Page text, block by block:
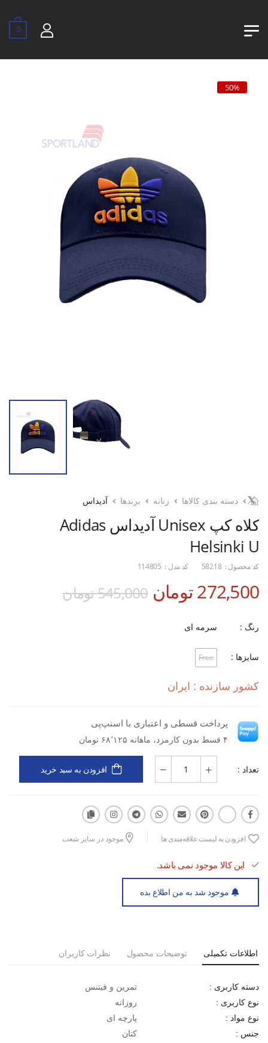
0
50%
دسته بندی کالاها زنانه برندها آدیداس
کلاه کپ Unisex آدیداس Adidas
Helsinki U
کد محصول : 58218 کد مدل : 114805
272,500 تومان 545,000 تومان
رنگ : سرمه ای
سایزها : Free
کشور سازنده : ایران
پرداخت قسطی و اعتباری با اسنپ‌پی
۴ قسط بدون کارمزد، ماهانه ۶۸٬۱۲۵ تومان
تعداد : افزودن به سبد خرید
افزودن به لیست علاقه‌مندی ها موجود در سایر شعب
این کالا موجود نمی باشد.
موجود شد به من اطلاع بده
اطلاعات تکمیلی توضیحات محصول نظرات کاربران
دسته کاربری : تمرین و فیتنس
نوع کاربری : روزانه
نوع مواد : پارچه ای
جنس : کتان